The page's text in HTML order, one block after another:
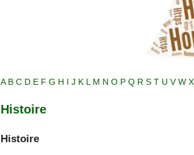
A B C D E F G H I J K L M N O P Q R S T U V W X
Histoire
Histoire